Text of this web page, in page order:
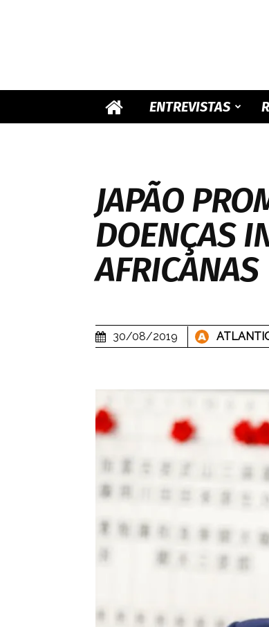
ENTREVISTAS
JAPÃO
DOENÇAS
AFRICANAS
30/08/2019